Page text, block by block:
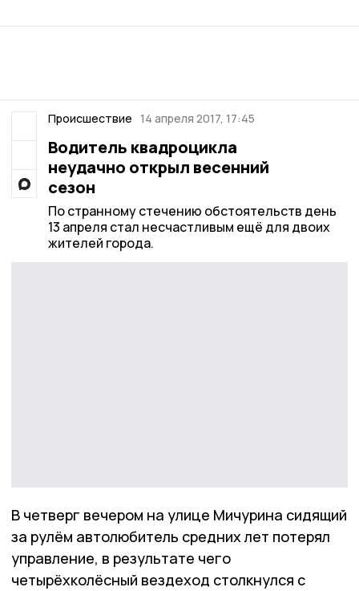
Происшествие 14 апреля 2017, 17:45
Водитель квадроцикла
неудачно открыл весенний
сезон
По странному стечению обстоятельств день
13 апреля стал несчастливым ещё для двоих
жителей города.
В четверг вечером на улице Мичурина сидящий
за рулём автолюбитель средних лет потерял
управление, в результате чего
четырёхколёсный вездеход столкнулся с